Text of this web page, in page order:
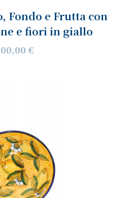
Fondo e Frutta con
e fiori in giallo
€